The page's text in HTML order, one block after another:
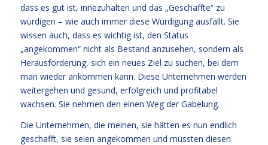
dass es gut ist, innezuhalten und das „Geschaffte“ zu
würdigen – wie auch immer diese Würdigung ausfällt. Sie
wissen auch, dass es wichtig ist, den Status
„angekommen“ nicht als Bestand anzusehen, sondern als
Herausforderung, sich ein neues Ziel zu suchen, bei dem
man wieder ankommen kann. Diese Unternehmen werden
weitergehen und gesund, erfolgreich und profitabel
wachsen. Sie nehmen den einen Weg der Gabelung.
Die Unternehmen, die meinen, sie hätten es nun endlich
geschafft, sie seien angekommen und müssten diesen